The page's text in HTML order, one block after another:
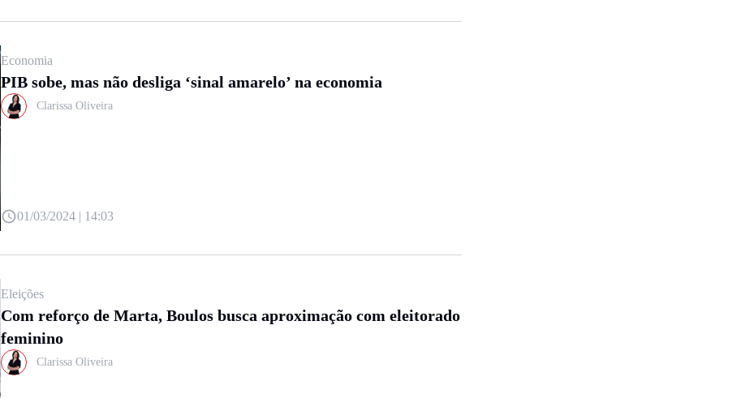
Economia
PIB sobe, mas não desliga ‘sinal amarelo’ na economia
Clarissa Oliveira
01/03/2024 | 14:03
Eleições
Com reforço de Marta, Boulos busca aproximação com eleitorado
feminino
Clarissa Oliveira